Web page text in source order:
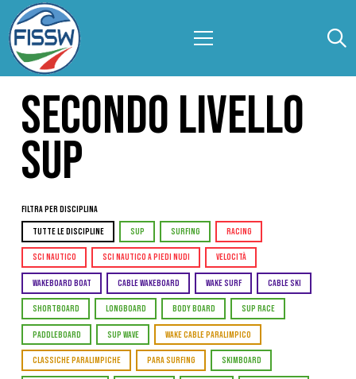
SECONDO LIVELLO
SUP
Filtra per Disciplina
TUTTE LE DISCIPLINE SUP SURFING RACING
SCI NAUTICO SCI NAUTICO A PIEDI NUDI VELOCITÀ
WAKEBOARD BOAT CABLE WAKEBOARD WAKE SURF CABLE SKI
SHORTBOARD LONGBOARD BODY BOARD SUP RACE
PADDLEBOARD SUP WAVE WAKE CABLE PARALIMPICO
CLASSICHE PARALIMPICHE PARA SURFING SKIMBOARD